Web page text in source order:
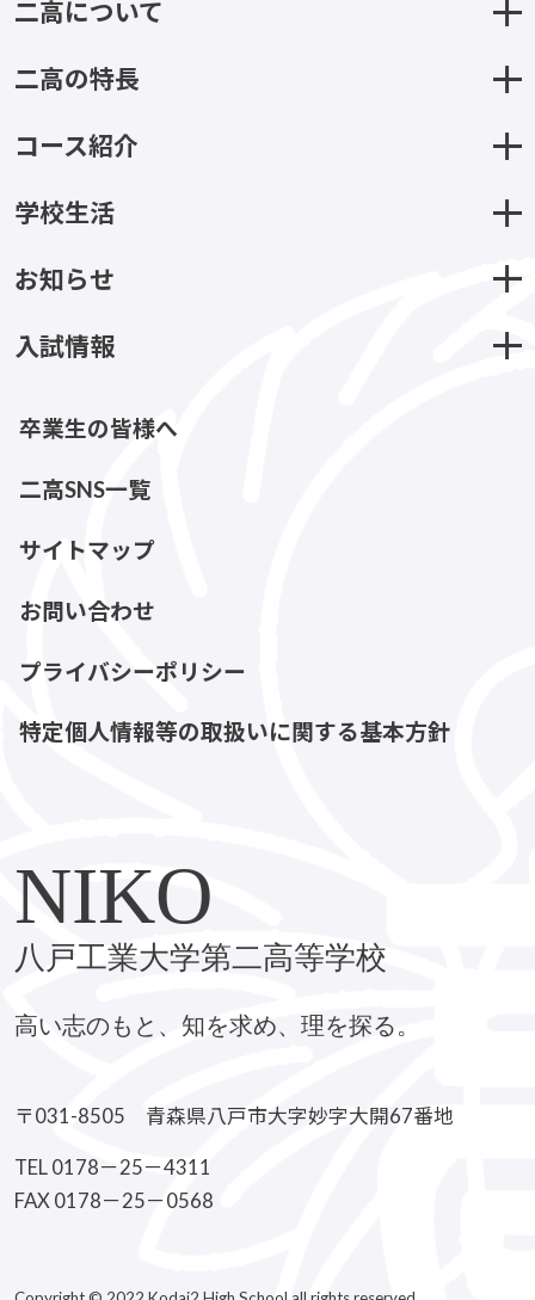
二高について
二高の特長
コース紹介
学校生活
お知らせ
入試情報
卒業生の皆様へ
二高SNS一覧
サイトマップ
お問い合わせ
プライバシーポリシー
特定個人情報等の取扱いに関する基本方針
NIKO
八戸工業大学第二高等学校
高い志のもと、知を求め、理を探る。
〒031-8505 青森県八戸市大字妙字大開67番地
TEL 0178－25－4311
FAX 0178－25－0568